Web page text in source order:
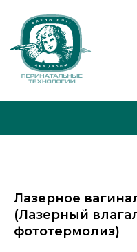
АКЦИИ
Лазерное
(Лазерный
фототермолиз)